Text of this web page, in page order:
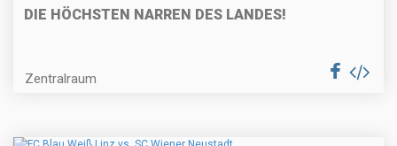
DIE HÖCHSTEN NARREN DES LANDES!
Zentralraum